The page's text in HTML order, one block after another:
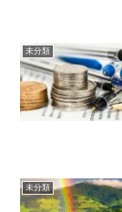
未分類
未分類